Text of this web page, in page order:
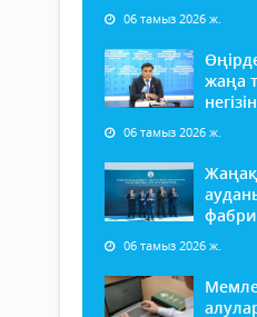
06 тамыз 2026 ж.
жаңа
06 тамыз 2026 ж.
06 тамыз 2026 ж.